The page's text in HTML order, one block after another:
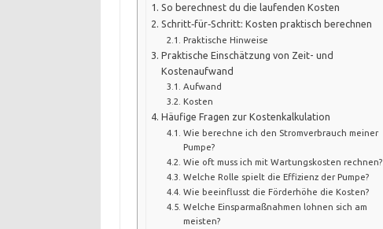
So berechnest du die laufenden Kosten
Schritt‑für‑Schritt: Kosten praktisch berechnen
Praktische Hinweise
Praktische Einschätzung von Zeit- und
Kostenaufwand
Aufwand
Kosten
Häufige Fragen zur Kostenkalkulation
Wie berechne ich den Stromverbrauch meiner
Pumpe?
Wie oft muss ich mit Wartungskosten rechnen?
Welche Rolle spielt die Effizienz der Pumpe?
Wie beeinflusst die Förderhöhe die Kosten?
Welche Einsparmaßnahmen lohnen sich am
meisten?